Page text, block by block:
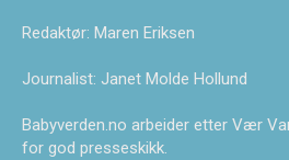
Redaktør: Maren Eriksen
Journalist: Janet Molde Hollund
Babyverden.no arbeider etter Vær
for god presseskikk.